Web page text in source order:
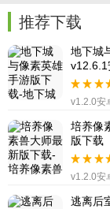
推荐下载
地下城
v12.6.1
v1.2.0安
培养像
版下载
v1.2.0安
逃离后